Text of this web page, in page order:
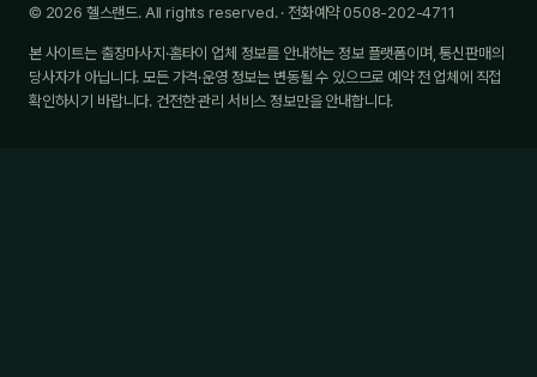
© 2026 헬스랜드. All rights reserved. · 전화예약 0508-202-4711
본 사이트는 출장마사지·홈타이 업체 정보를 안내하는 정보 플랫폼이며, 통신판매의
당사자가 아닙니다. 모든 가격·운영 정보는 변동될 수 있으므로 예약 전 업체에 직접
확인하시기 바랍니다. 건전한 관리 서비스 정보만을 안내합니다.